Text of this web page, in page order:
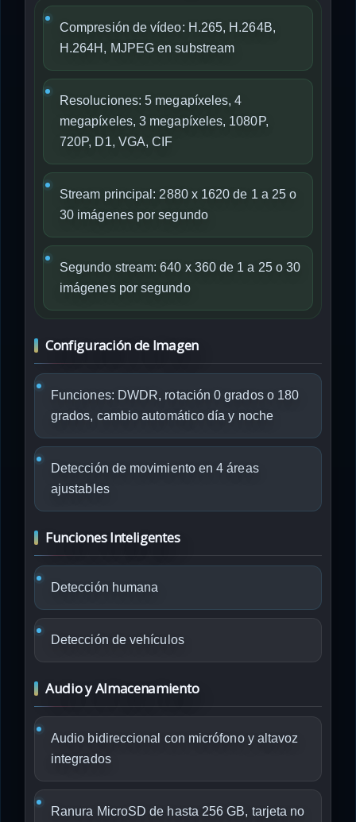
Compresión de vídeo: H.265, H.264B,
H.264H, MJPEG en substream
Resoluciones: 5 megapíxeles, 4
megapíxeles, 3 megapíxeles, 1080P,
720P, D1, VGA, CIF
Stream principal: 2880 x 1620 de 1 a 25 o
30 imágenes por segundo
Segundo stream: 640 x 360 de 1 a 25 o 30
imágenes por segundo
Configuración de Imagen
Funciones: DWDR, rotación 0 grados o 180
grados, cambio automático día y noche
Detección de movimiento en 4 áreas
ajustables
Funciones Inteligentes
Detección humana
Detección de vehículos
Audio y Almacenamiento
Audio bidireccional con micrófono y altavoz
integrados
Ranura MicroSD de hasta 256 GB, tarjeta no